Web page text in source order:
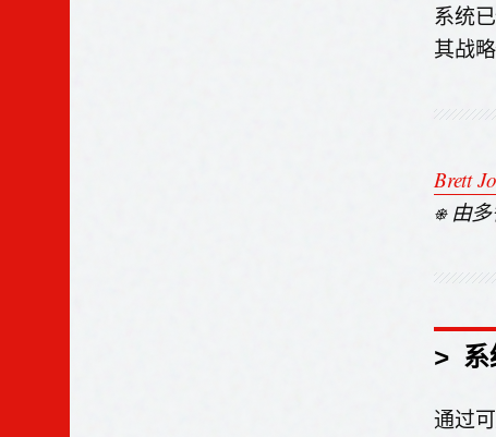
系统
其战
Brett
⎈ 由
> 系
通过